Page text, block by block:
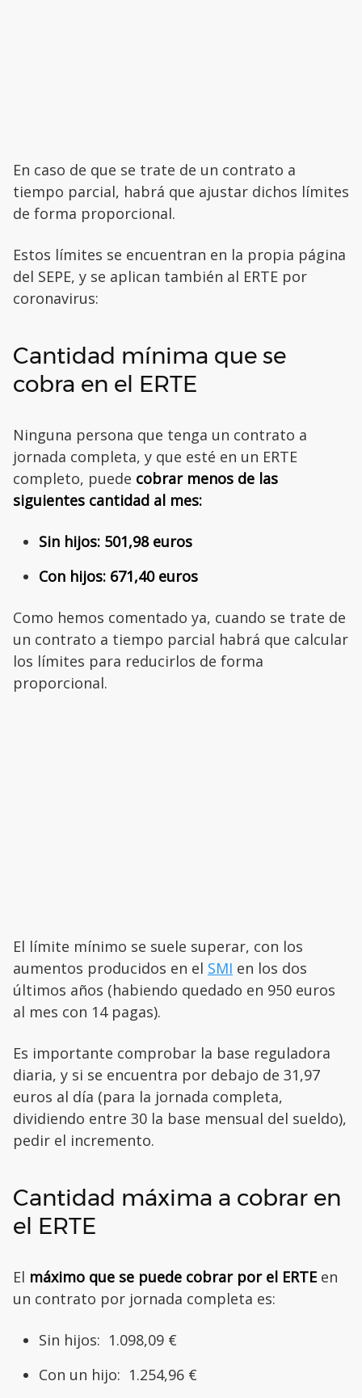
En caso de que se trate de un contrato a
tiempo parcial, habrá que ajustar dichos límites
de forma proporcional.
Estos límites se encuentran en la propia página
del SEPE, y se aplican también al ERTE por
coronavirus:
Cantidad mínima que se
cobra en el ERTE
Ninguna persona que tenga un contrato a
jornada completa, y que esté en un ERTE
completo, puede cobrar menos de las
siguientes cantidad al mes:
Sin hijos: 501,98 euros
Con hijos: 671,40 euros
Como hemos comentado ya, cuando se trate de
un contrato a tiempo parcial habrá que calcular
los límites para reducirlos de forma
proporcional.
El límite mínimo se suele superar, con los
aumentos producidos en el SMI en los dos
últimos años (habiendo quedado en 950 euros
al mes con 14 pagas).
Es importante comprobar la base reguladora
diaria, y si se encuentra por debajo de 31,97
euros al día (para la jornada completa,
dividiendo entre 30 la base mensual del sueldo),
pedir el incremento.
Cantidad máxima a cobrar en
el ERTE
El máximo que se puede cobrar por el ERTE en
un contrato por jornada completa es:
Sin hijos: 1.098,09 €
Con un hijo: 1.254,96 €